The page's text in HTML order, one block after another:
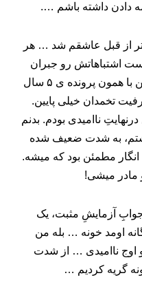
دادن داشته باشم ….
از قبل عاشقم شد … هر
اشتباهاتش رو جبران
کنه؛ و واقعا هم کرد. توی مرکز نوین با همون پرونده ی ۵ سال
تخمدان‌ خیلی پایین.
ناامیدی بودم. بدنم
به شدت ضعیف شده
انگار مطمئن بود که میشه.
مادر میشی!
آزمایشِ مثبت، یک
اومد خونه … بله من
تو اوج ناامیدی … از شدت
گریه کردیم …